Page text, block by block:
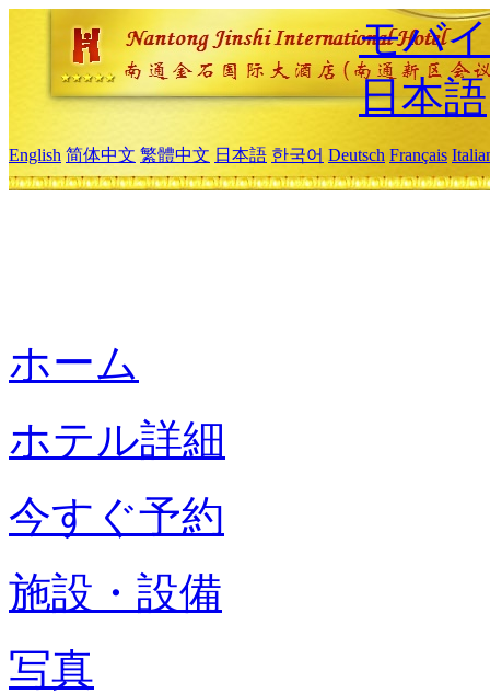
モバ
日本語
English 简体中文 繁體中文 日本語 한국어 Deutsch Français
ホーム
ホテル詳細
今すぐ予約
施設・設備
写真